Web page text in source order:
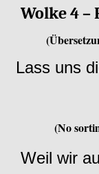
Wolke 4
Lass uns
(No
Weil wir